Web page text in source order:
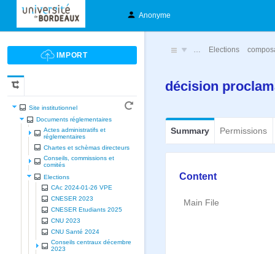
Anonyme
Site institutionnel
Documents réglementaires
Actes administratifs et
réglementaires
Chartes et schèmas directeurs
Conseils, commissions et
comités
Elections
CAc 2024-01-26 VPE
CNESER 2023
CNESER Etudiants 2025
CNU 2023
CNU Santé 2024
Conseils centraux décembre
2023
… Elections
décision
Summary Permissions
Content
Main File